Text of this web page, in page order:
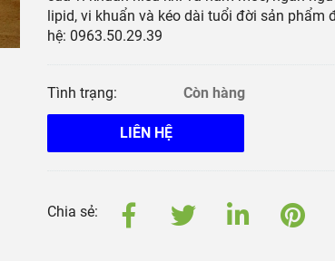
lipid, vi khuẩn và kéo dài tuổi đời sản phẩm
hệ: 0963.50.29.39
Tình trạng: Còn hàng
LIÊN HỆ
Chia sẻ: